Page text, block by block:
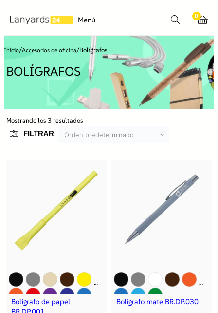
Menú 0
Inicio/Accesorios de oficina/Bolígrafos
BOLÍGRAFOS
Mostrando los 3 resultados
FILTRAR
Bolígrafo de papel
BR.DP.001
Bolígrafo mate BR.DP.030